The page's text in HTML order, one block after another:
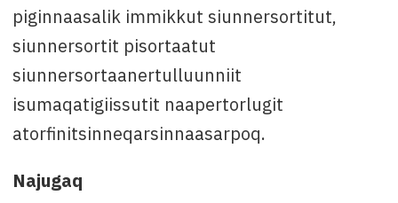
piginnaasalik immikkut siunnersortitut,
siunnersortit pisortaatut
siunnersortaanertulluunniit
isumaqatigiissutit naapertorlugit
atorfinitsinneqarsinnaasarpoq.
Najugaq